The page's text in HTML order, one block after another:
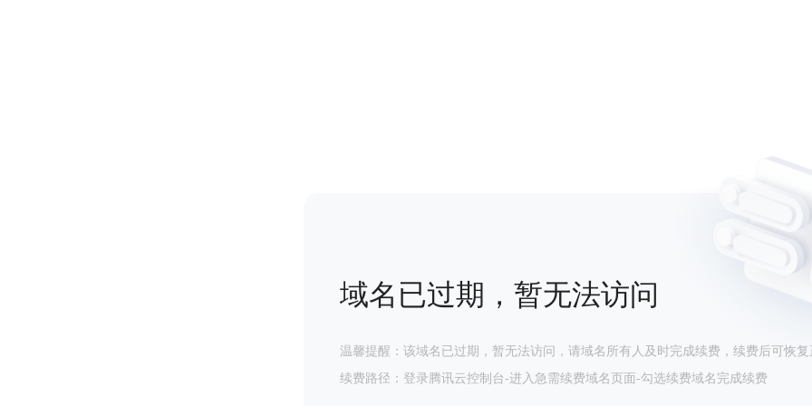
域名已过期，暂无法访问
温馨提醒：该域名已过期，暂无法访问，请域名所有人及时完成续费，续费后可恢复
续费路径：登录腾讯云控制台-进入急需续费域名页面-勾选续费域名完成续费